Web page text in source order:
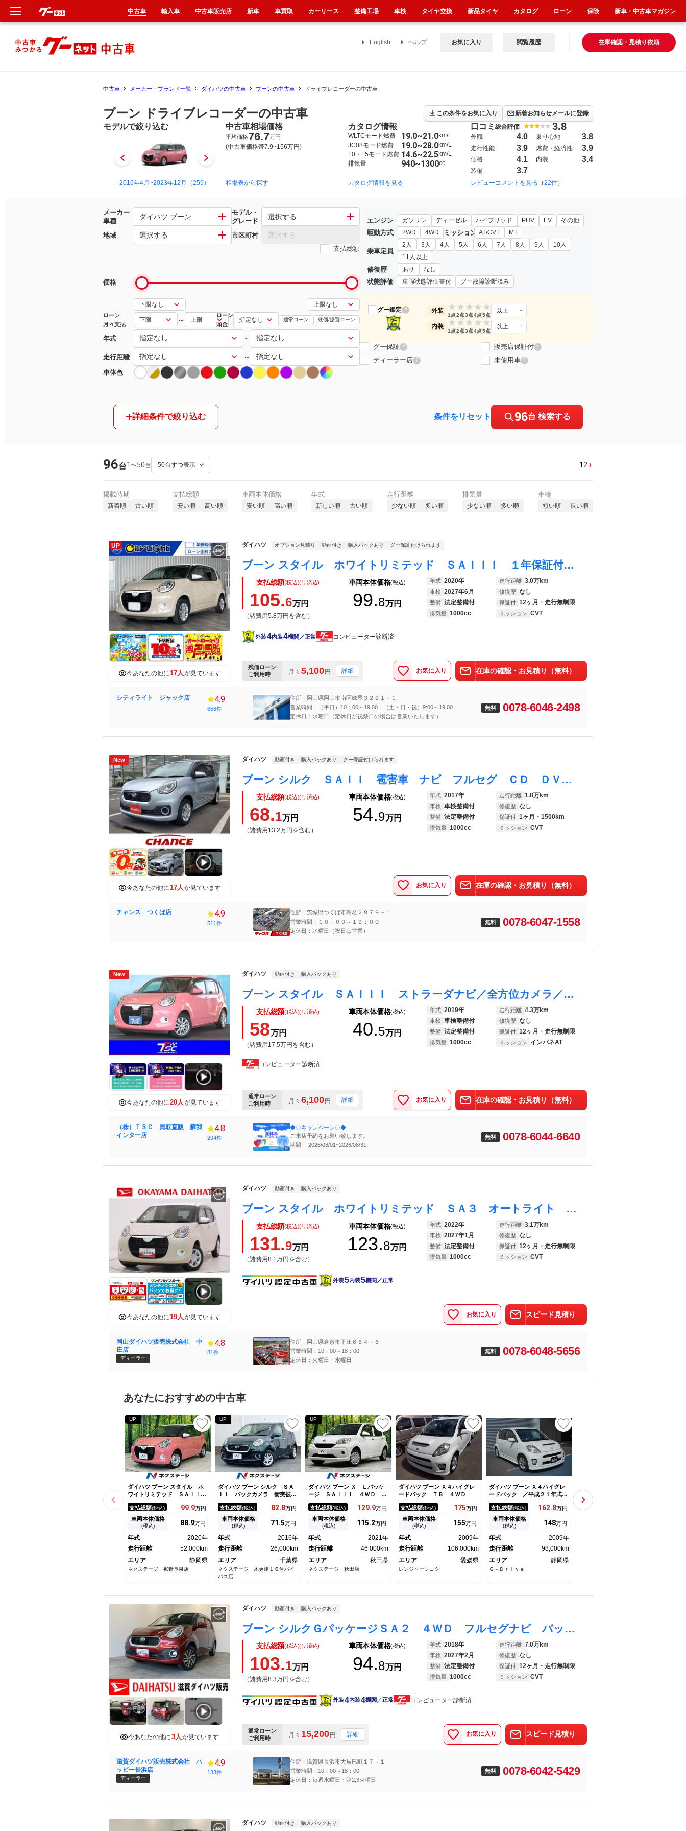
English ヘルプ 在庫確認・見積り依頼
お気に入り 閲覧履歴
中古車 メーカー・ブランド一覧 ダイハツの中古車 ブーンの中古車 ドライブレコーダーの中古車
ブーン ドライブレコーダーの中古車 この条件をお気に入り 新着お知らせメールに登録
モデルで絞り込む
2016年4月~2023年12月（259） 2010年2月~2016年4月（18） 2004年6月~2010年2月（9） 2016年4月~2023年12月（259）
中古車相場価格
平均価格76.7万円
(中古車価格帯7.9~156万円)
相場表から探す
カタログ情報
WLTCモード燃費 19.0~21.0km/L
JC08モード燃費
19.0~28.0km/L
10・15モード燃費 14.6~22.5km/L
排気量
940~1300cc
カタログ情報を見る
口コミ 総合評価 3.8
外観 4.0 乗り心地 3.8
走行性能 3.9 燃費・経済性 3.9
価格 4.1 内装 3.4
装備 3.7
レビューコメントを見る （22件）
メーカー
車種
ダイハツ ブーン
モデル・
グレード
選択する
地域 選択する 市区町村 選択する
支払総額
価格
ローン
月々支払
～
ローン
頭金
通常ローン 残価/据置ローン
年式 ～
走行距離 ～
車体色
エンジン ガソリン ディーゼル ハイブリッド PHV EV その他
駆動方式 2WD 4WD ミッション AT/CVT MT
乗車定員
2人 3人 4人 5人 6人 7人 8人 9人
10人
11人以上
修復歴 あり なし
状態評価 車両状態評価書付 グー故障診断済み
グー鑑定 ? 外装 ★
1点
★
2点
★
3点
★
4点
★
5点
以上
内装 ★
1点
★
2点
★
3点
★
4点
★
5点
以上
グー保証 ? 販売店保証付 ?
ディーラー店 ? 未使用車 ?
詳細条件で絞り込む 条件をリセット 96台 検索する
96台1 〜50台 12 ›
掲載時期
新着順 古い順
支払総額
安い順 高い順
車両本体価格
安い順 高い順
年式
新しい順 古い順
走行距離
少ない順 多い順
排気量
少ない順 多い順
車検
短い順 長い順
UP
今あなたの他に17人が見ています
ダイハツ オプション見積り 動画付き 購入パックあり グー保証付けられます
ブーン スタイル ホワイトリミテッド ＳＡＩＩＩ １年保証付・新品タイヤ・純正ナビ・ＴＶ・ＤＶＤ・Ｂｌｕｅｔｏｏｔｈ・パノラマモニター・スマートアシスト・アイドリングストップ・クリアランスソナー・ＬＥＤオートライト・オートハイビーム・ドラレコ・ＥＴＣ
支払総額(税込)(リ済込)
105.6万円
（諸費用5.8万円を含む）
車両本体価格(税込)
99.8万円
年式 2020年 走行距離 3.0万km
車検 2027年6月 修復歴 なし
整備 法定整備付 保証付 12ヶ月・走行無制限
排気量 1000cc ミッション CVT
外装4内装4機関／正常 コンピューター診断済
残価ローン
ご利用時
月々 5,100円 詳細 お気に入り 在庫の確認・お見積り（無料）
シティライト ジャック店 4.9
658件
住所：岡山県岡山市南区妹尾３２９１－１
営業時間：（平日）10：00～19:00 （土・日・祝）9:00～19:00
定休日：水曜日（定休日が祝祭日の場合は営業いたします）
無料 0078-6046-2498
New
今あなたの他に17人が見ています
ダイハツ 動画付き 購入パックあり グー保証付けられます
ブーン シルク ＳＡＩＩ 雹害車 ナビ フルセグ ＣＤ ＤＶＤ Ｂｌｕｅｔｏｏｔｈ バックカメラ 前ドライブレコーダー ＬＥＤヘッドライト スマートキー
支払総額(税込)(リ済込)
68.1万円
（諸費用13.2万円を含む）
車両本体価格(税込)
54.9万円
年式 2017年 走行距離 1.8万km
車検 車検整備付 修復歴 なし
整備 法定整備付 保証付 1ヶ月・1500km
排気量 1000cc ミッション CVT
お気に入り 在庫の確認・お見積り（無料）
チャンス つくば店 4.9
511件
住所：茨城県つくば市島名２８７９－１
営業時間：１０：００～１９：００
定休日：水曜日（祝日は営業）
無料 0078-6047-1558
New
今あなたの他に20人が見ています
ダイハツ 動画付き 購入パックあり
ブーン スタイル ＳＡＩＩＩ ストラーダナビ／全方位カメラ／禁煙車／Ｂｌｕｅｔｏｏｔｈ／ドライブレコーダー／衝突被害軽減ブレーキ／クリアランスソナー／ＬＥＤヘッドライト／ドライブレコーダー／スマートキー／アイドリングストップ
支払総額(税込)(リ済込)
58万円
（諸費用17.5万円を含む）
車両本体価格(税込)
40.5万円
年式 2019年 走行距離 4.3万km
車検 車検整備付 修復歴 なし
整備 法定整備付 保証付 12ヶ月・走行無制限
排気量 1000cc ミッション インパネAT
コンピューター診断済
通常ローン
ご利用時
月々 6,100円 詳細 お気に入り 在庫の確認・お見積り（無料）
（株）ＴＳＣ 買取直販 蘇我
インター店
4.8
294件
◆◇キャンペーン◇◆
ご来店予約をお願い致します。
期間： 2026/08/01~2026/08/31
無料 0078-6044-6640
今あなたの他に19人が見ています
ダイハツ 動画付き 購入パックあり
ブーン スタイル ホワイトリミテッド ＳＡ３ オートライト キーフリー アイドリングストップ パノラマモニター ナビ ドライブレコーダー ＵＳＢ入力端子 Ｂｌｕｅｔｏｏｔｈ 電動格納式ドアミラー ティーゼットデオプラス
支払総額(税込)(リ済込)
131.9万円
（諸費用8.1万円を含む）
車両本体価格(税込)
123.8万円
年式 2022年 走行距離 3.1万km
車検 2027年1月 修復歴 なし
整備 法定整備付 保証付 12ヶ月・走行無制限
排気量 1000cc ミッション CVT
外装5内装5機関／正常
お気に入り スピード見積り
岡山ダイハツ販売株式会社 中
庄店
ディーラー
4.8
81件
住所：岡山県倉敷市下庄６６４－６
営業時間：10：00～18：00
定休日：火曜日・水曜日
無料 0078-6048-5656
あなたにおすすめの中古車
UP
ダイハツ ブーン スタイル ホ
ワイトリミテッド ＳＡＩＩ
Ｉ 純正ナビ 全周囲カメラ
スマートアシスト 禁煙車 ２
トーンカラー ドラレコ スマ
ートキー ＬＥＤヘッドライ
ハイビーム オートライト オ
ートエアコン Ｂｌｕｅｔｏｏ
支払総額(税込) 99.9万円
車両本体価格
(税込) 88.9万円
年式
2020年
走行距離
52,000km
エリア
静岡県
ネクステージ 裾野長泉店
UP
ダイハツ ブーン シルク ＳＡ
ＩＩ バックカメラ 衝突被害
軽減システム 禁煙車 ドラレ
コ コーナーセンサー スマー
トキー ＬＥＤヘッド ビルト
インＥＴＣ オートエアコン
ＶＤ再生 フルセグ
支払総額(税込) 82.8万円
車両本体価格
(税込) 71.5万円
年式
2016年
走行距離
26,000km
エリア
千葉県
ネクステージ 木更津１６号バイ
パス店
UP
ダイハツ ブーン Ｘ Ｌパッケ
ージ ＳＡＩＩＩ ４ＷＤ 禁
煙車 ナビ 寒冷地仕様 バッ
クカメラ 衝突軽減 ＥＴＣ
Ｂｌｕｅｔｏｏｔｈ クリアラ
ンスソナー ＬＥＤヘッドライ
イト オートエアコン オート
ハイビーム
支払総額(税込) 129.9万円
車両本体価格
(税込) 115.2万円
年式
2021年
走行距離
46,000km
エリア
秋田県
ネクステージ 秋田店
ダイハツ ブーン Ｘ４ハイグレ
ードパック ＴＢ ４ＷＤ
支払総額(税込) 175万円
車両本体価格
(税込) 155万円
年式
2009年
走行距離
106,000km
エリア
愛媛県
レンジャーシコク
ダイハツ ブーン Ｘ４ハイグレ
ードパック ／平成２１年式／
電動格納ミラー／リモコンキー
／クスコ車高調／スポーツマフ
ラー
支払総額(税込) 162.8万円
車両本体価格
(税込) 148万円
年式
2009年
走行距離
98,000km
エリア
静岡県
Ｇ－Ｄｒｉｖｅ
ードパック
支払総額
今あなたの他に3人 が見ています
ダイハツ 動画付き 購入パックあり
ブーン シルクＧパッケージＳＡ２ ４ＷＤ フルセグナビ バックカメラ 衝突被害軽減ブレーキ フルセグナビ ＤＶＤ再生 Ｂｌｕｅｔｏｏｔｈ ＵＳＢ バックカメラ ドラレコ ＥＴＣ シートヒーター ＬＥＤ オートライト オートエアコン 電動格納式ミラー フルタイム４ＷＤ
支払総額(税込)(リ済込)
103.1万円
（諸費用8.3万円を含む）
車両本体価格(税込)
94.8万円
年式 2018年 走行距離 7.0万km
車検 2027年2月 修復歴 なし
整備 法定整備付 保証付 12ヶ月・走行無制限
排気量 1000cc ミッション CVT
外装4内装4機関／正常 コンピューター診断済
通常ローン
ご利用時
月々 15,200 円 詳細 お気に入り スピード見積り
滋賀ダイハツ販売株式会社 ハ
ッピー長浜店
ディーラー
4.9
133件
住所：滋賀県長浜市大辰巳町１７－１
営業時間：10：00～18：00
定休日：毎週水曜日・第2,3火曜日
無料 0078-6042-5429
ダイハツ 動画付き 購入パックあり
中古車 輸入車 中古車販売店 新車 車買取 カーリース 整備工場 車検 タイヤ交換 新品タイヤ カタログ ローン 保険 新車・中古車マガジン
新車